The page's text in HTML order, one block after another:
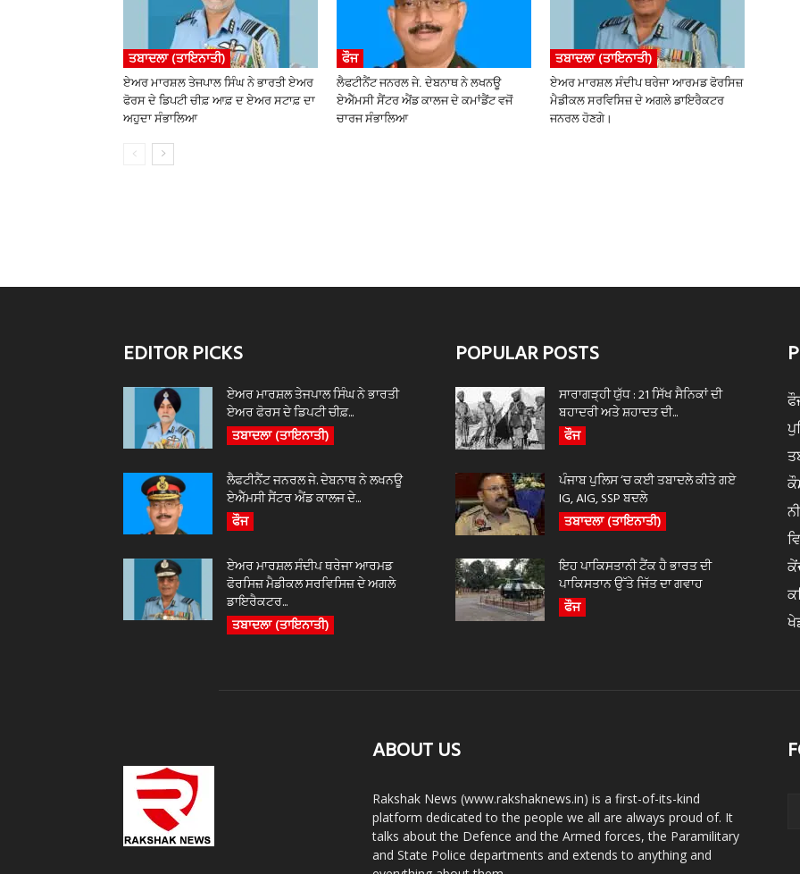
ਤਬਾਦਲਾ (ਤਾਇਨਾਤੀ)
ਏਅਰ ਮਾਰਸ਼ਲ ਤੇਜਪਾਲ ਸਿੰਘ ਨੇ ਭਾਰਤੀ ਏਅਰ
ਫੋਰਸ ਦੇ ਡਿਪਟੀ ਚੀਫ਼ ਆਫ਼ ਦ ਏਅਰ ਸਟਾਫ਼ ਦਾ
ਅਹੁਦਾ ਸੰਭਾਲਿਆ
ਫੌਜ
ਲੈਫਟੀਨੈਂਟ ਜਨਰਲ ਜੇ. ਦੇਬਨਾਥ ਨੇ ਲਖਨਊ
ਏਐੱਮਸੀ ਸੈਂਟਰ ਐਂਡ ਕਾਲਜ ਦੇ ਕਮਾਂਡੈਂਟ ਵਜੋਂ
ਚਾਰਜ ਸੰਭਾਲਿਆ
ਤਬਾਦਲਾ (ਤਾਇਨਾਤੀ)
ਏਅਰ ਮਾਰਸ਼ਲ ਸੰਦੀਪ ਥਰੇਜਾ ਆਰਮਡ ਫੋਰਸਿਜ਼
ਮੈਡੀਕਲ ਸਰਵਿਸਿਜ਼ ਦੇ ਅਗਲੇ ਡਾਇਰੈਕਟਰ
ਜਨਰਲ ਹੋਣਗੇ।
EDITOR PICKS
ਏਅਰ ਮਾਰਸ਼ਲ ਤੇਜਪਾਲ ਸਿੰਘ ਨੇ ਭਾਰਤੀ
ਏਅਰ ਫੋਰਸ ਦੇ ਡਿਪਟੀ ਚੀਫ਼...
ਤਬਾਦਲਾ (ਤਾਇਨਾਤੀ)
ਲੈਫਟੀਨੈਂਟ ਜਨਰਲ ਜੇ. ਦੇਬਨਾਥ ਨੇ ਲਖਨਊ
ਏਐੱਮਸੀ ਸੈਂਟਰ ਐਂਡ ਕਾਲਜ ਦੇ...
ਫੌਜ
ਏਅਰ ਮਾਰਸ਼ਲ ਸੰਦੀਪ ਥਰੇਜਾ ਆਰਮਡ
ਫੋਰਸਿਜ਼ ਮੈਡੀਕਲ ਸਰਵਿਸਿਜ਼ ਦੇ ਅਗਲੇ
ਡਾਇਰੈਕਟਰ...
ਤਬਾਦਲਾ (ਤਾਇਨਾਤੀ)
POPULAR POSTS
ਸਾਰਾਗੜ੍ਹੀ ਯੁੱਧ : 21 ਸਿੱਖ ਸੈਨਿਕਾਂ ਦੀ
ਬਹਾਦਰੀ ਅਤੇ ਸ਼ਹਾਦਤ ਦੀ...
ਫੌਜ
ਪੰਜਾਬ ਪੁਲਿਸ ‘ਚ ਕਈ ਤਬਾਦਲੇ ਕੀਤੇ ਗਏ
IG, AIG, SSP ਬਦਲੇ
ਤਬਾਦਲਾ (ਤਾਇਨਾਤੀ)
ਇਹ ਪਾਕਿਸਤਾਨੀ ਟੈਂਕ ਹੈ ਭਾਰਤ ਦੀ
ਪਾਕਿਸਤਾਨ ਉੱਤੇ ਜਿੱਤ ਦਾ ਗਵਾਹ
ਫੌਜ
ABOUT US
Rakshak News (www.rakshaknews.in) is a first-of-its-kind
platform dedicated to the people we all are always proud of. It
talks about the Defence and the Armed forces, the Paramilitary
and State Police departments and extends to anything and